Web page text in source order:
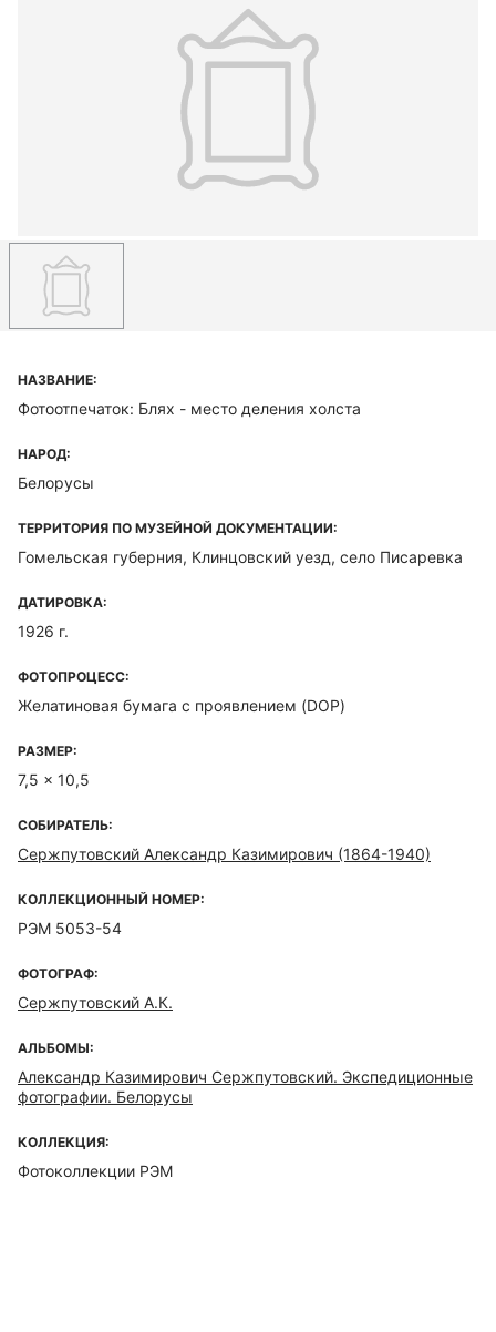
НАЗВАНИЕ:
Фотоотпечаток: Блях - место деления холста
НАРОД:
Белорусы
ТЕРРИТОРИЯ ПО МУЗЕЙНОЙ ДОКУМЕНТАЦИИ:
Гомельская губерния, Клинцовский уезд, село Писаревка
ДАТИРОВКА:
1926 г.
ФОТОПРОЦЕСС:
Желатиновая бумага с проявлением (DOP)
РАЗМЕР:
7,5 x 10,5
СОБИРАТЕЛЬ:
Сержпутовский Александр Казимирович (1864-1940)
КОЛЛЕКЦИОННЫЙ НОМЕР:
РЭМ 5053-54
ФОТОГРАФ:
Сержпутовский А.К.
АЛЬБОМЫ:
Александр Казимирович Сержпутовский. Экспедиционные
фотографии. Белорусы
КОЛЛЕКЦИЯ:
Фотоколлекции РЭМ